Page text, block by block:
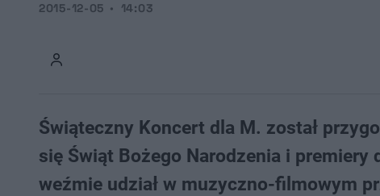
2015-12-05 14:03
Świąteczny Koncert dla M. został
się Świąt Bożego Narodzenia i
weźmie udział w muzyczno-filmowym